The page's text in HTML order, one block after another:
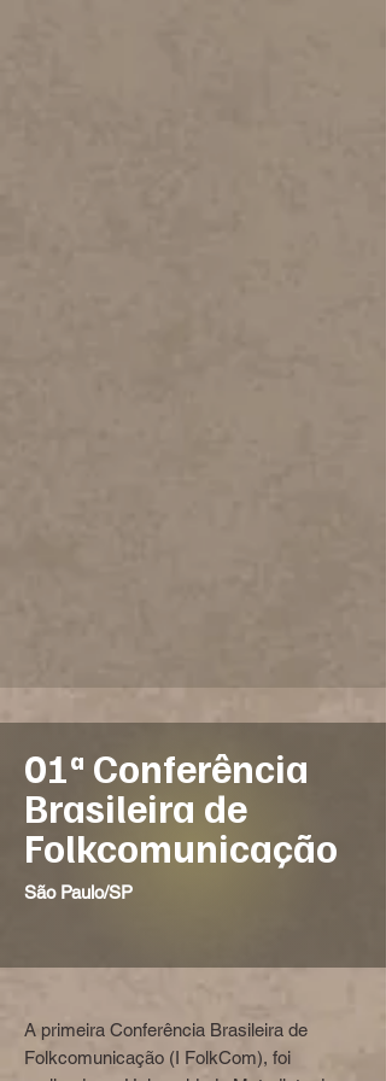
01ª Conferência
Brasileira de
Folkcomunicação
São Paulo/SP
A primeira Conferência Brasileira de
Folkcomunicação (I FolkCom), foi